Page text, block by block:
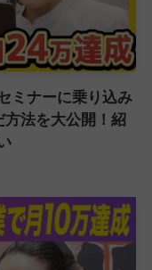
ミナーに乗り込み
方法を大公開！紹